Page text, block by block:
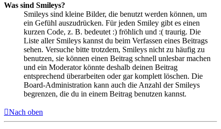
Was sind Smileys?
Smileys sind kleine Bilder, die benutzt werden können, um
ein Gefühl auszudrücken. Für jeden Smiley gibt es einen
kurzen Code, z. B. bedeutet :) fröhlich und :( traurig. Die
Liste aller Smileys kannst du beim Verfassen eines Beitrags
sehen. Versuche bitte trotzdem, Smileys nicht zu häufig zu
benutzen, sie können einen Beitrag schnell unlesbar machen
und ein Moderator könnte deshalb deinen Beitrag
entsprechend überarbeiten oder gar komplett löschen. Die
Board-Administration kann auch die Anzahl der Smileys
begrenzen, die du in einem Beitrag benutzen kannst.
Nach oben